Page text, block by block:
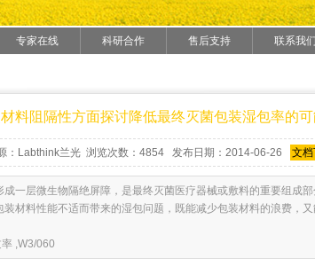
专家在线 科研合作 售后支持 联系我们
料阻隔性方面探讨降低最终灭菌包装湿包率的
：Labthink兰光 浏览次数：4854 发布日期：2014-06-26 文
一层微生物隔绝屏障，是最终灭菌医疗器械或敷料的重要组成
材料性能不适而带来的湿包问题，既能减少包装材料的浪费，
,W3/060